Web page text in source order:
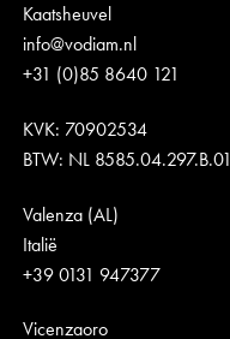
Kaatsheuvel
info@vodiam.nl
+31 (0)85 8640 121
KVK: 70902534
BTW: NL 8585.04.297.B.01
Valenza (AL)
Italië
+39 0131 947377
Vicenzaoro